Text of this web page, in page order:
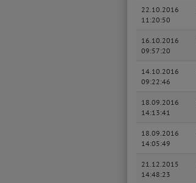
22.10.2016
11:20:50
16.10.2016
09:57:20
14.10.2016
09:22:46
18.09.2016
14:13:41
18.09.2016
14:05:49
21.12.2015
14:48:23